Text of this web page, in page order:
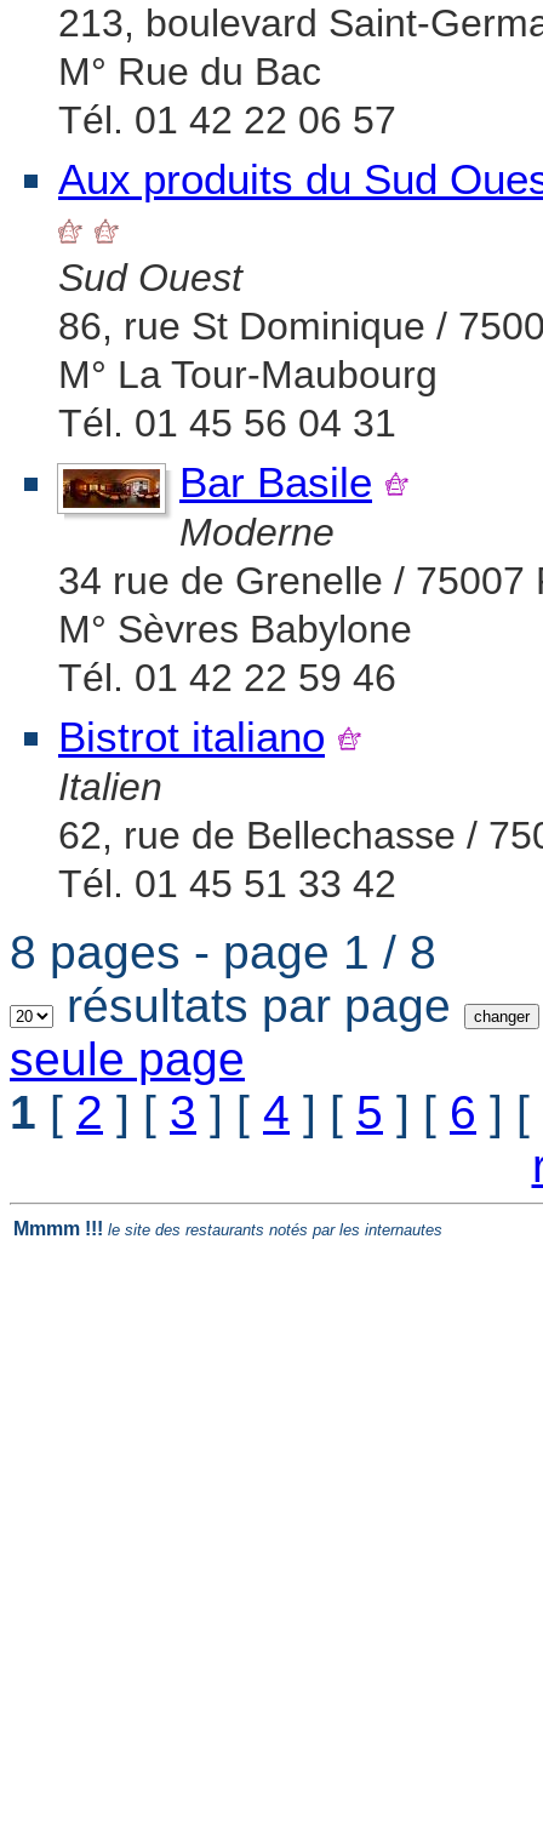
213, boulevard Saint-
M° Rue du Bac
Tél. 01 42 22 06 57
Aux produits du Sud
Sud Ouest
86, rue St Dominique /
M° La Tour-Maubourg
Tél. 01 45 56 04 31
Bar Basile
Moderne
34 rue de Grenelle / 75007
M° Sèvres Babylone
Tél. 01 42 22 59 46
Bistrot italiano
Italien
62, rue de Bellechasse /
Tél. 01 45 51 33 42
8 pages - page 1 / 8
résultats par page
seule page
1 [ 2 ] [ 3 ] [ 4 ] [ 5 ] [ 6 ] [
Mmmm !!! le site des restaurants notés par les internautes